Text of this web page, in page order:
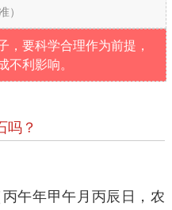
）
，要科学合理作为前提，
不利影响。
吗？
丙午年甲午月丙辰日，农